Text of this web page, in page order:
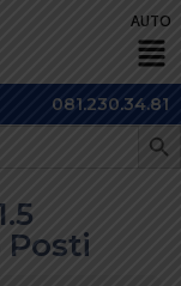
081.230.34.81
SEARCH
Posti